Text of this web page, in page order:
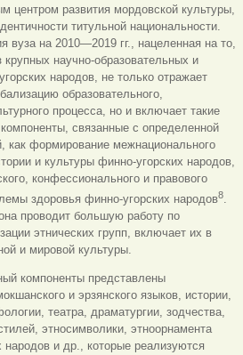
центром развития мордовской культуры,
титульной национальности.
вуза на 2010—2019 гг., нацеленная на то,
научно-образовательных и
народов, не только отражает
образовательного,
процесса, но и включает такие
связанные с определенной
как формирование межнационального
и культуры финно-угорских народов,
конфессионального и правового
здоровья финно-угорских народов8.
проводит большую работу по
этнических групп, включает их в
и мировой культуры.
компоненты представлены
и эрзянского языков, истории,
театра, драматургии, зодчества,
этносимволики, этноорнамента
и др., которые реализуются